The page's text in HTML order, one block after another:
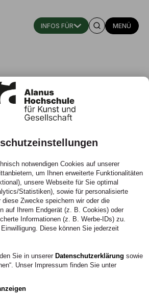
MENÜ
(M.A. & MLitt)
Mitarbeiter
gesellschaftliche Innovation (IBUGI)
1023
notwendigen Cookies auf unserer
um Ihnen erweiterte Funktionalitäten
unsere Webseite für Sie optimal
Statistiken), sowie für personalisierte
Zwecke speichern wir oder die
auf Ihrem Endgerät (z. B. Cookies) oder
Informationen (z. B. Werbe-IDs) zu.
Diese können Sie jederzeit
Sie in unserer Datenschutzerklärung sowie
Unser Impressum finden Sie unter